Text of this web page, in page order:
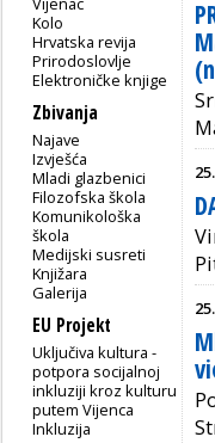
Kolo
Hrvatska revija
Prirodoslovlje
Elektroničke knjige
Zbivanja
Najave
Izvješća
Mladi glazbenici
Filozofska škola
Komunikološka
škola
Medijski susreti
Knjižara
Galerija
EU Projekt
Uključiva kultura -
potpora socijalnoj
inkluziji kroz kulturu
putem Vijenca
Inkluzija